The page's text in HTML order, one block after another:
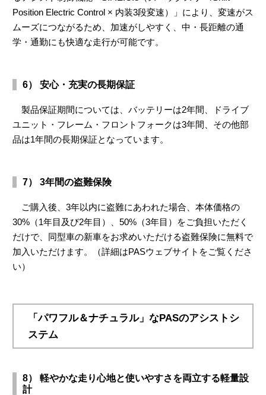
Position Electric Control × 内装3段変速）」により、変速がス
ムーズにつながるため、加速がしやすく、中・長距離の通
学・通勤にも快適な走行が可能です。
6） 安心・充実の長期保証
製品保証期間については、バッテリーは2年間、ドライブ
ユニット・フレーム・フロントフォークは3年間、その他部
品は1年間の長期保証となっています。
7） 3年間の盗難保険
ご購入後、3年以内に盗難にあわれた場合、本体価格の
30%（1年目及び2年目）、50%（3年目）をご負担いただく
だけで、同型車の新車をお求めいただける盗難保険に無料で
加入いただけます。（詳細はPASウェブサイトをご覧くださ
い）
「パワフル＆ナチュラル」なPASのアシストシ
ステム
8） 軽やかな走り心地と使いやすさを両立する軽量設
計